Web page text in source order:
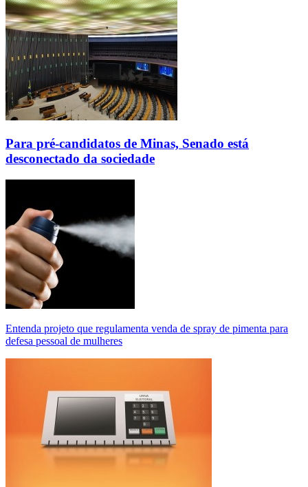
Para pré-candidatos de Minas, Senado está
desconectado da sociedade
Entenda projeto que regulamenta venda de spray de pimenta para
defesa pessoal de mulheres